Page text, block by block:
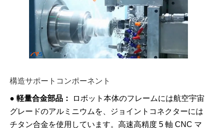
構造サポートコンポーネント
● 軽量合金部品：
ロボット本体のフレームには航空宇宙
グレードのアルミニウムを、ジョイントコネクターには
チタン合金を使用しています。高速高精度 5 軸 CNC マ